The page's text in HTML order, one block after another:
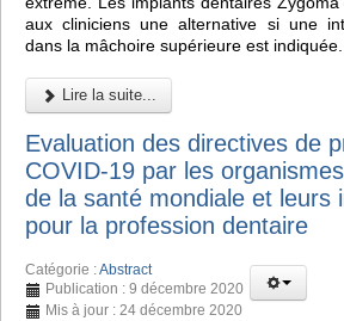
aux cliniciens une alternative si une
dans la mâchoire supérieure est indiquée.
Lire la suite...
Evaluation des directives de
COVID-19 par les
de la santé mondiale et leurs
pour la profession dentaire
Catégorie :Abstract
Publication : 9 décembre 2020
Mis à jour : 24 décembre 2020